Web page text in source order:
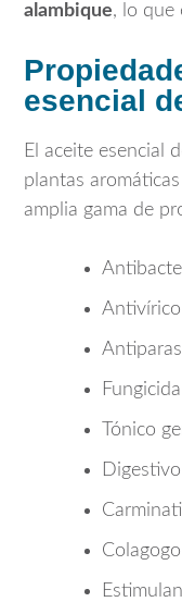
alambique, lo que
esencial
El aceite esencial
plantas
amplia gama de
Tónico